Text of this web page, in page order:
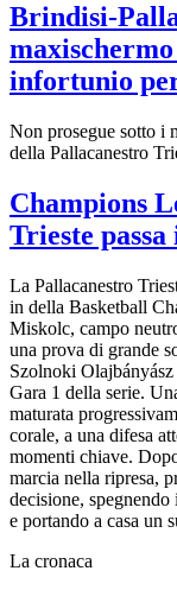
Brindisi-
infortunio
Non prosegue sotto i
della Pallacanestro
Champions
Trieste
La Pallacanestro
in della Basketball
Miskolc, campo
una prova di grande
Szolnoki
Gara 1 della serie.
maturata
corale, a una difesa
momenti chiave.
marcia nella ripresa,
decisione,
e portando a casa un
La cronaca